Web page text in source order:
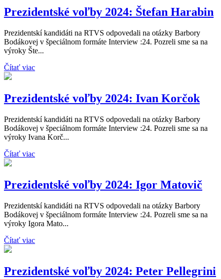
Prezidentské voľby 2024: Štefan Harabin
Prezidentskí kandidáti na RTVS odpovedali na otázky Barbory
Bodákovej v špeciálnom formáte Interview :24. Pozreli sme sa na
výroky Šte...
Čítať viac
Prezidentské voľby 2024: Ivan Korčok
Prezidentskí kandidáti na RTVS odpovedali na otázky Barbory
Bodákovej v špeciálnom formáte Interview :24. Pozreli sme sa na
výroky Ivana Korč...
Čítať viac
Prezidentské voľby 2024: Igor Matovič
Prezidentskí kandidáti na RTVS odpovedali na otázky Barbory
Bodákovej v špeciálnom formáte Interview :24. Pozreli sme sa na
výroky Igora Mato...
Čítať viac
Prezidentské voľby 2024: Peter Pellegrini